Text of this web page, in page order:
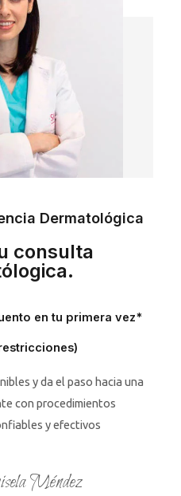
Dermatológica
consulta
en tu primera vez*
y da el paso hacia una
con procedimientos
y efectivos
Méndez